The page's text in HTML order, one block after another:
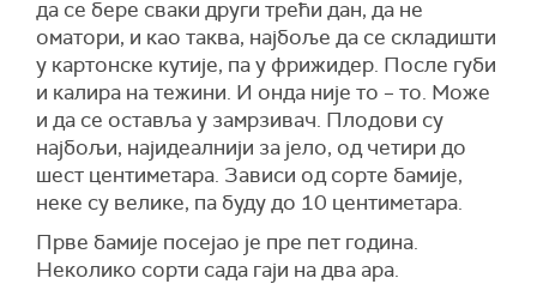
да се бере сваки други трећи дан, да не
оматори, и као таква, најбоље да се складишти
у картонске кутије, па у фрижидер. После губи
и калира на тежини. И онда није то – то. Може
и да се оставља у замрзивач. Плодови су
најбољи, најидеалнији за јело, од четири до
шест центиметара. Зависи од сорте бамије,
неке су велике, па буду до 10 центиметара.
Прве бамије посејао је пре пет година.
Неколико сорти сада гаји на два ара.